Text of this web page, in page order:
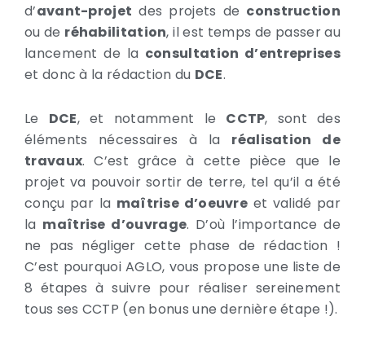
d’avant-projet des projets de construction
ou de réhabilitation, il est temps de passer au
lancement de la consultation d’entreprises
et donc à la rédaction du DCE.
Le DCE, et notamment le CCTP, sont des
éléments nécessaires à la réalisation de
travaux. C’est grâce à cette pièce que le
projet va pouvoir sortir de terre, tel qu’il a été
conçu par la maîtrise d’oeuvre et validé par
la maîtrise d’ouvrage. D’où l’importance de
ne pas négliger cette phase de rédaction !
C’est pourquoi AGLO, vous propose une liste de
8 étapes à suivre pour réaliser sereinement
tous ses CCTP (en bonus une dernière étape !).